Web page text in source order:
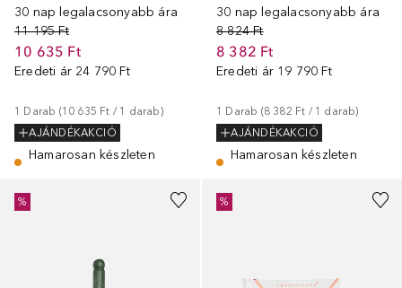
30 nap legalacsonyabb ára
11 195 Ft
10 635 Ft
Eredeti ár 24 790 Ft
1 Darab (10 635 Ft / 1 darab)
AJÁNDÉKAKCIÓ
Hamarosan készleten
30 nap legalacsonyabb ára
8 824 Ft
8 382 Ft
Eredeti ár 19 790 Ft
1 Darab (8 382 Ft / 1 darab)
AJÁNDÉKAKCIÓ
Hamarosan készleten
% %